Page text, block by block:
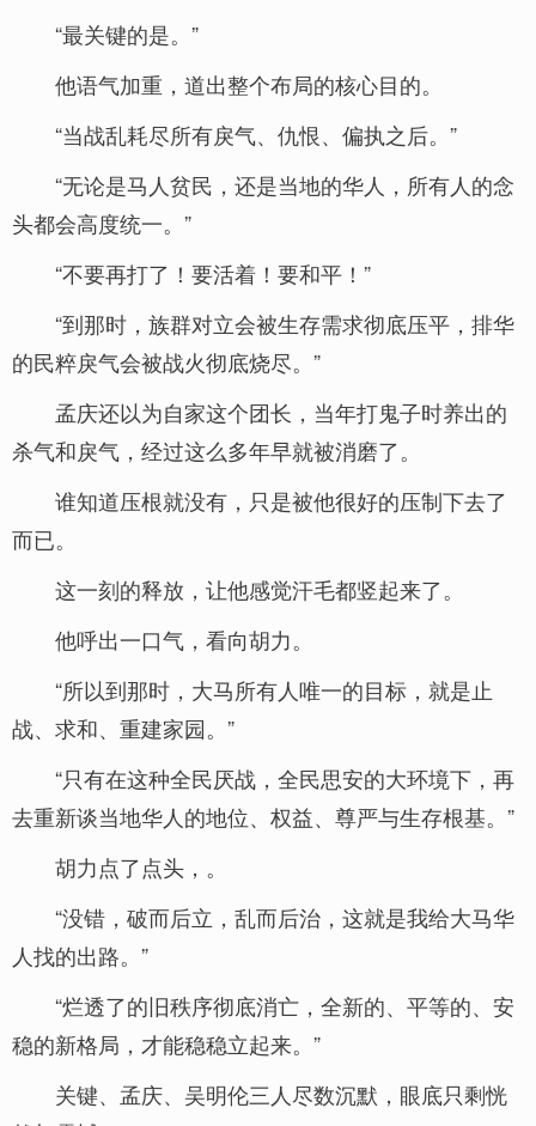
“最关键的是。”
他语气加重，道出整个布局的核心目的。
“当战乱耗尽所有戾气、仇恨、偏执之后。”
“无论是马人贫民，还是当地的华人，所有人的念
头都会高度统一。”
“不要再打了！要活着！要和平！”
“到那时，族群对立会被生存需求彻底压平，排华
的民粹戾气会被战火彻底烧尽。”
孟庆还以为自家这个团长，当年打鬼子时养出的
杀气和戾气，经过这么多年早就被消磨了。
谁知道压根就没有，只是被他很好的压制下去了
而已。
这一刻的释放，让他感觉汗毛都竖起来了。
他呼出一口气，看向胡力。
“所以到那时，大马所有人唯一的目标，就是止
战、求和、重建家园。”
“只有在这种全民厌战，全民思安的大环境下，再
去重新谈当地华人的地位、权益、尊严与生存根基。”
胡力点了点头，。
“没错，破而后立，乱而后治，这就是我给大马华
人找的出路。”
“烂透了的旧秩序彻底消亡，全新的、平等的、安
稳的新格局，才能稳稳立起来。”
关键、孟庆、吴明伦三人尽数沉默，眼底只剩恍